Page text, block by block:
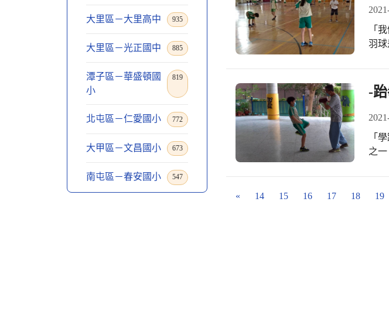
大里區－大里高中 935
大里區－光正國中 885
潭子區－華盛頓國
小
819
北屯區－仁愛國小 772
大甲區－文昌國小 673
南屯區－春安國小 547
備
可
法
人
經費
玩！
「
羽
-
「
之
神。
« 14 15 16 17 18 19